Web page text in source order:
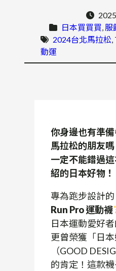
日本買買買, 服
2024台北馬拉松,
動運
你身邊也有準
馬拉松的朋友嗎
一定不能錯過
紹的日本好物！
專為跑步設計的
Run Pro 運動襪
日本運動愛好
更曾榮獲「日
（GOOD
的肯定！這款